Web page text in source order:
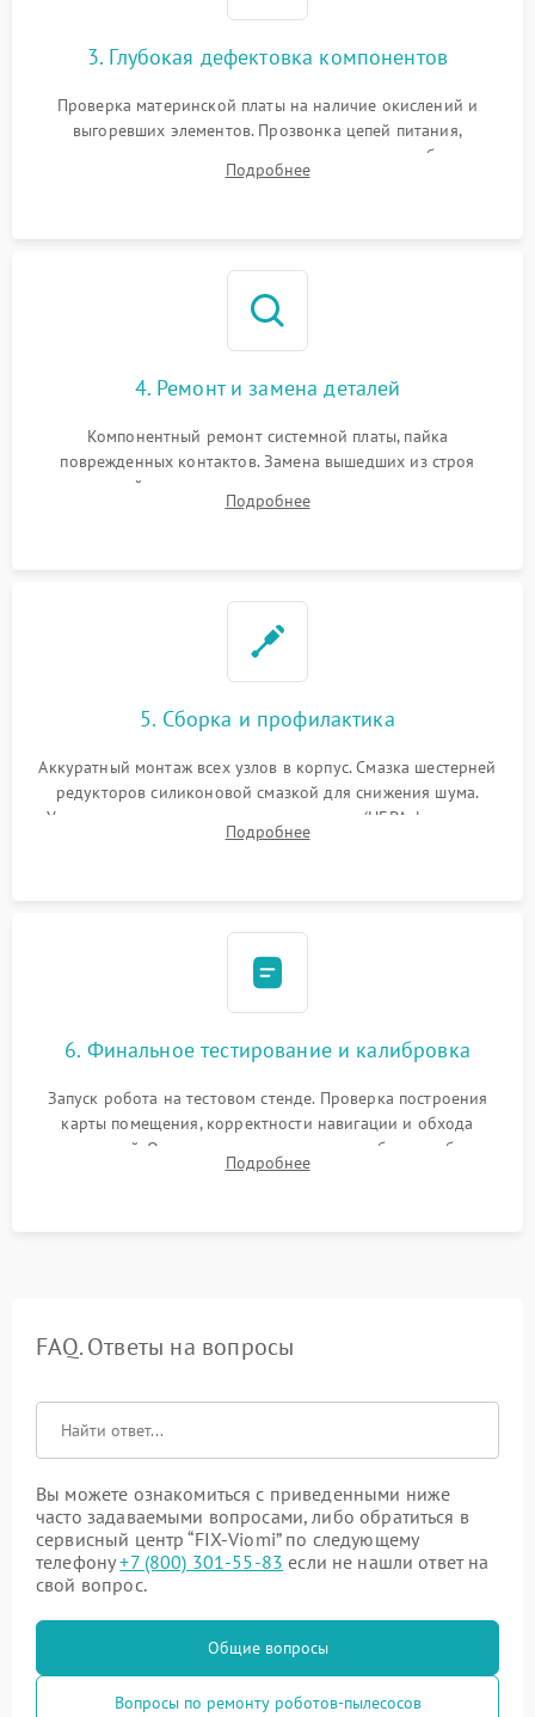
3. Глубокая дефектовка компонентов
Проверка материнской платы на наличие окислений и
выгоревших элементов. Прозвонка цепей питания,
тестирование приводных моторов колес и турбины
всасывания. Оценка состояния оптических и инфракрасных
Подробнее
4. Ремонт и замена деталей
Компонентный ремонт системной платы, пайка
поврежденных контактов. Замена вышедших из строя
двигателей, изношенного аккумулятора, неисправного
лидара или помпы подачи воды. Восстановление шлейфов и
Подробнее
5. Сборка и профилактика
Аккуратный монтаж всех узлов в корпус. Смазка шестерней
редукторов силиконовой смазкой для снижения шума.
Установка новых расходных материалов (HEPA-фильтров,
микрофибры, щеток). Надежная фиксация разъемов и
Подробнее
6. Финальное тестирование и калибровка
Запуск робота на тестовом стенде. Проверка построения
карты помещения, корректности навигации и обхода
препятствий. Оценка силы всасывания и работы турбины.
Тестирование автоматического возврата на док-станцию и
Подробнее
FAQ. Ответы на вопросы
Вы можете ознакомиться с приведенными ниже
часто задаваемыми вопросами, либо обратиться в
сервисный центр “FIX-Viomi” по следующему
телефону+7 (800) 301-55-83 если не нашли ответ на
свой вопрос.
Общие вопросы
Вопросы по ремонту роботов-пылесосов